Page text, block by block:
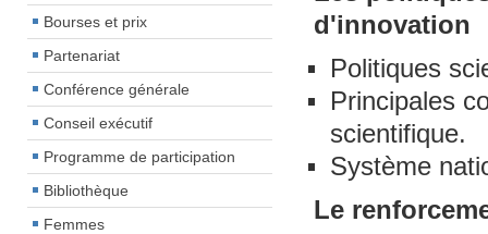
Bourses et prix
Partenariat
Conférence générale
Conseil exécutif
Programme de participation
Bibliothèque
Femmes
d'innovation
Politiques
Principales
scientifique.
Système
Le